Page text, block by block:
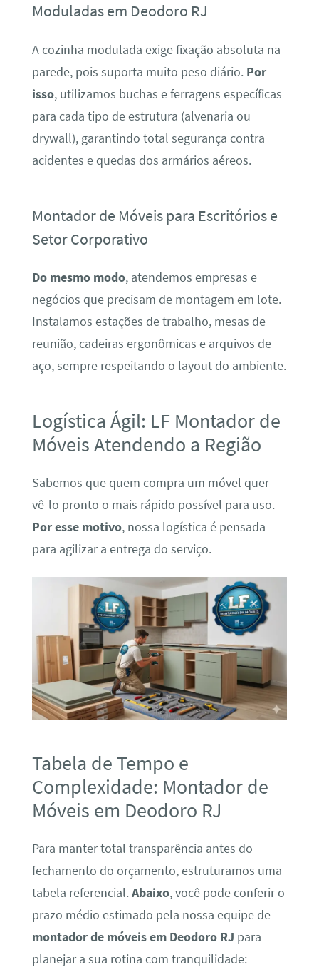
Moduladas em Deodoro RJ
A cozinha modulada exige fixação absoluta na
parede, pois suporta muito peso diário. Por
isso, utilizamos buchas e ferragens específicas
para cada tipo de estrutura (alvenaria ou
drywall), garantindo total segurança contra
acidentes e quedas dos armários aéreos.
Montador de Móveis para Escritórios e
Setor Corporativo
Do mesmo modo, atendemos empresas e
negócios que precisam de montagem em lote.
Instalamos estações de trabalho, mesas de
reunião, cadeiras ergonômicas e arquivos de
aço, sempre respeitando o layout do ambiente.
Logística Ágil: LF Montador de
Móveis Atendendo a Região
Sabemos que quem compra um móvel quer
vê-lo pronto o mais rápido possível para uso.
Por esse motivo, nossa logística é pensada
para agilizar a entrega do serviço.
Tabela de Tempo e
Complexidade: Montador de
Móveis em Deodoro RJ
Para manter total transparência antes do
fechamento do orçamento, estruturamos uma
tabela referencial.Abaixo, você pode conferir o
prazo médio estimado pela nossa equipe de
montador de móveis em Deodoro RJ para
planejar a sua rotina com tranquilidade: